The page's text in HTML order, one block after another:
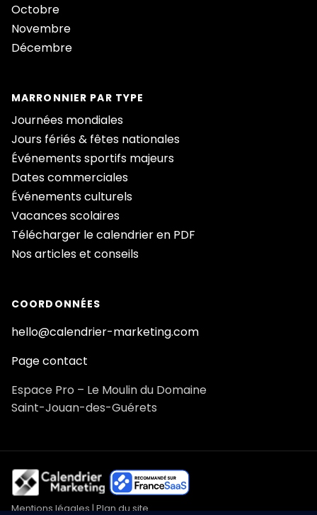
Octobre
Novembre
Décembre
MARRONNIER PAR TYPE
Journées mondiales
Jours fériés & fêtes nationales
Événements sportifs majeurs
Dates commerciales
Événements culturels
Vacances scolaires
Télécharger le calendrier en PDF
Nos articles et conseils
COORDONNÉES
hello@calendrier-marketing.com
Page contact
Espace Pro – Le Moulin du Domaine
Saint-Jouan-des-Guérets
Mentions légales|Plan du site